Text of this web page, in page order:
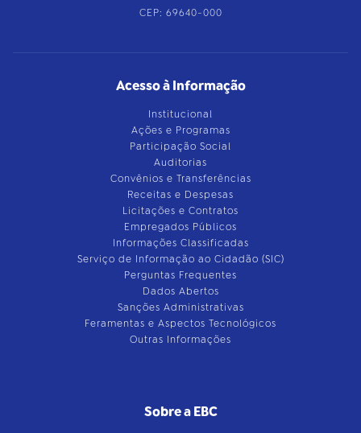
CEP: 69640-000
Acesso à Informação
Institucional
Ações e Programas
Participação Social
Auditorias
Convênios e Transferências
Receitas e Despesas
Licitações e Contratos
Empregados Públicos
Informações Classificadas
Serviço de Informação ao Cidadão (SIC)
Perguntas Frequentes
Dados Abertos
Sanções Administrativas
Feramentas e Aspectos Tecnológicos
Outras Informações
Sobre a EBC